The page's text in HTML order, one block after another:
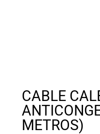
CABLE
METROS)